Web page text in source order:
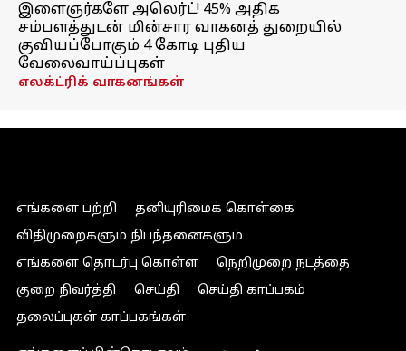
இளைஞர்களே அலெர்ட்! 45% அதிக
சம்பளத்துடன் மின்சார வாகனத் துறையில்
குவியப்போகும் 4 கோடி புதிய
வேலைவாய்ப்புகள்
எலக்ட்ரிக் வாகனங்கள்
எங்களை பற்றி
தனியுரிமைக் கொள்கை
விதிமுறைகளும் நிபந்தனைகளும்
எங்களை தொடர்பு கொள்ள
நெறிமுறை நடத்தை
குறை நிவர்த்தி
செய்தி
செய்தி காப்பகம்
தலைப்புகள் காப்பகங்கள்